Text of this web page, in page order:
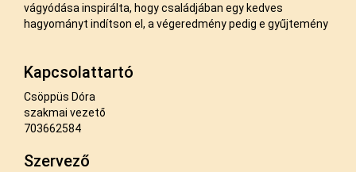
vágyódása inspirálta, hogy családjában egy kedves
hagyományt indítson el, a végeredmény pedig e gyűjtemény
Kapcsolattartó
Csöppüs Dóra
szakmai vezető
703662584
Szervező